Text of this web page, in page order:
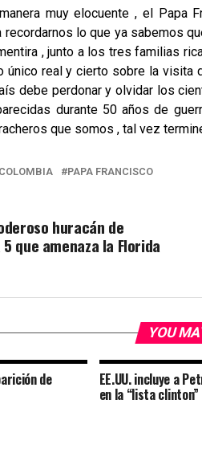
muy elocuente , el Papa
recordarnos lo que ya sabemos
, junto a los tres familias
único real y cierto sobre la visita
debe perdonar y olvidar los
durante 50 años de
que somos , tal vez
COLOMBIA PAPA FRANCISCO
huracán de
que amenaza la Florida
YOU
de EE.UU. incluye a
en la “lista clinton”